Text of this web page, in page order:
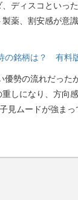
ディスコといっ
薬、割安感が意
の銘柄は？ 有料
勢の流れだった
しになり、方向
見ムードが強まっ